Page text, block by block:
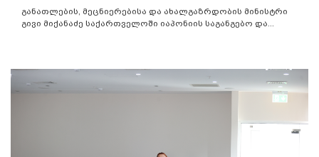
განათლების, მეცნიერებისა და ახალგაზრდობის მინისტრი
გივი მიქანაძე საქართველოში იაპონიის საგანგებო და...